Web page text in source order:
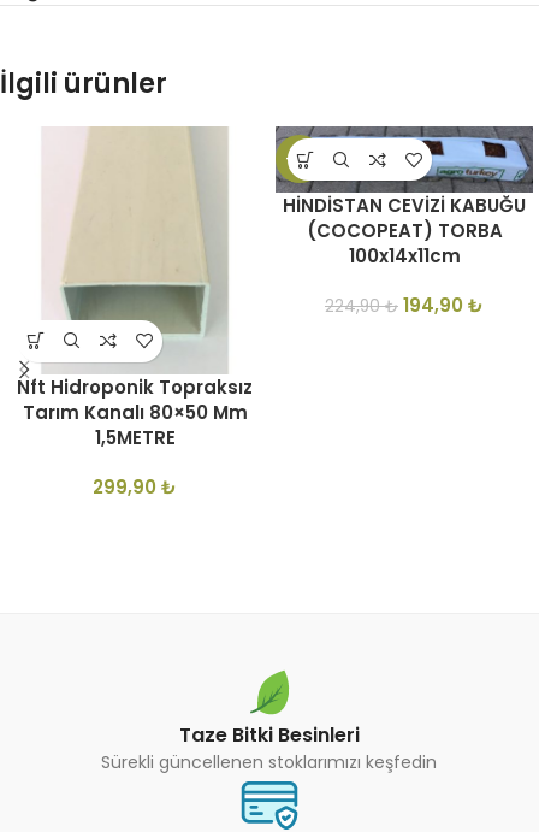
İlgili ürünler
Nft Hidroponik Topraksız
Tarım Kanalı 80×50 Mm
1,5METRE
299,90 ₺
-13%
HİNDİSTAN CEVİZİ KABUĞU
(COCOPEAT) TORBA
100x14x11cm
224,90₺ 194,90 ₺
Taze Bitki Besinleri
Sürekli güncellenen stoklarımızı keşfedin